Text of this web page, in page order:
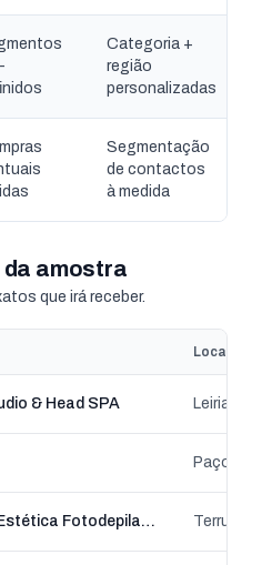
Categoria +
região
personalizadas
Segmentação
de contactos
à medida
amostra
que irá receber.
& Head SPA Leiria, Leiria
Paço de
SChique Cabeleireiro Estética Fotodepilação Massagem Terrugem,